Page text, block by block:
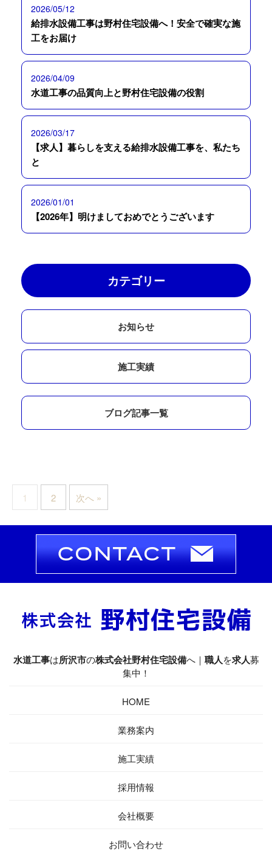
2026/05/12
給排水設備工事は野村住宅設備へ！安全で確実な施
工をお届け
2026/04/09
水道工事の品質向上と野村住宅設備の役割
2026/03/17
【求人】暮らしを支える給排水設備工事を、私たち
と
2026/01/01
【2026年】明けましておめでとうございます
カテゴリー
お知らせ
施工実績
ブログ記事一覧
1 2 次へ »
水道工事は所沢市の株式会社野村住宅設備へ｜ 職人を求人募
集中！
HOME
業務案内
施工実績
採用情報
会社概要
お問い合わせ